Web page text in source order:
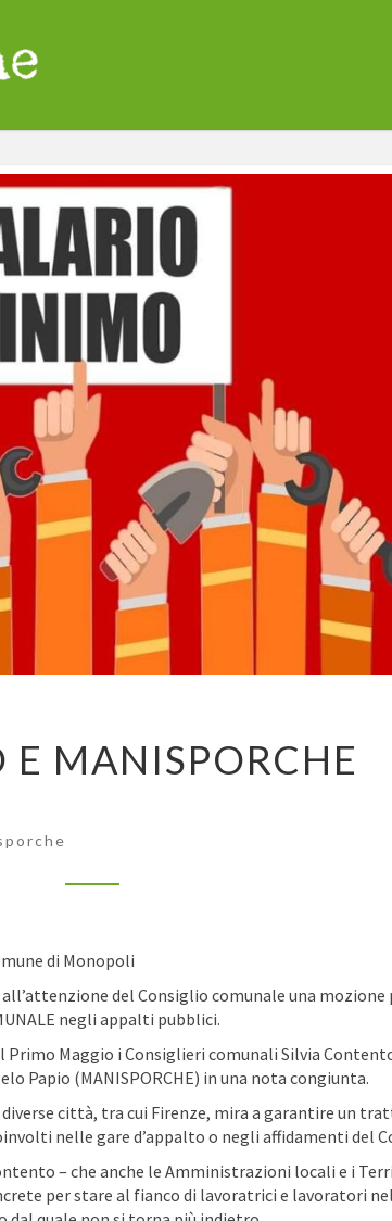
CIVICO
E
MANISPORCHE
di Monopoli
del Consiglio comunale una mozione
negli appalti pubblici.
Maggio i Consiglieri comunali Silvia
Papio (MANISPORCHE) in una nota congiunta.
città, tra cui Firenze, mira a garantire un
nelle gare d’appalto o negli affidamenti del
– che anche le Amministrazioni locali e i
per stare al fianco di lavoratrici e lavoratori